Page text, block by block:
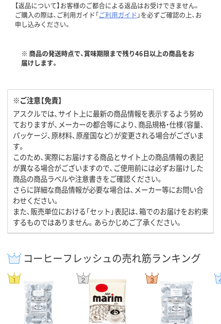
【返品について】お客様のご都合による返品はお受けできません。
ご購入の際は、ご利用ガイド「ご利用ガイド 」を必ずご確認の上、お
申し込みください。
※ 商品の発送時点で、賞味期限まで残り46日以上の商品をお
届けします。
※ご注意【免責】
アスクルでは、サイト上に最新の商品情報を表示するよう努め
ておりますが、メーカーの都合等により、商品規格・仕様（容量、
パッケージ、原材料、原産国など）が変更される場合がございま
す。
このため、実際にお届けする商品とサイト上の商品情報の表記
が異なる場合がございますので、ご使用前には必ずお届けした
商品の商品ラベルや注意書きをご確認ください。
さらに詳細な商品情報が必要な場合は、メーカー等にお問い合
わせください。
また、販売単位における「セット」表記は、箱でのお届けをお約束
するものではありません。あらかじめご了承ください。
コーヒーフレッシュの売れ筋ランキング